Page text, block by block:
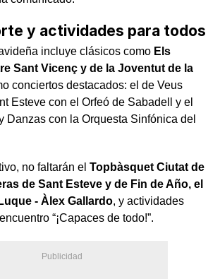
y actividades para todos
incluye clásicos como Els
Sant Vicenç y de la Joventut de la
conciertos destacados: el de Veus
Esteve con el Orfeó de Sabadell y el
Danzas con la Orquesta Sinfónica del
no faltarán el Topbàsquet Ciutat de
de Sant Esteve y de Fin de Año, el
- Àlex Gallardo, y actividades
“¡Capaces de todo!”.